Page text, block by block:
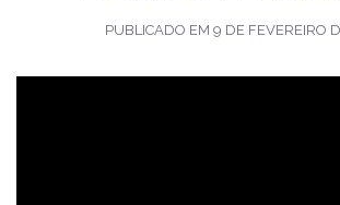
PUBLICADO EM 9 DE FEVEREIRO